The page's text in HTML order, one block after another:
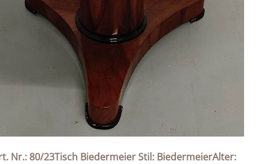
Nr.: 80/23Tisch Biedermeier Stil: BiedermeierAlter: